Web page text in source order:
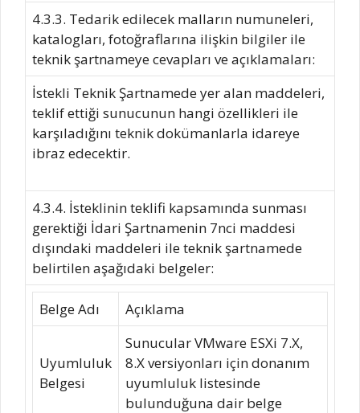
4.3.3. Tedarik edilecek malların numuneleri,
katalogları, fotoğraflarına ilişkin bilgiler ile
teknik şartnameye cevapları ve açıklamaları:
İstekli Teknik Şartnamede yer alan maddeleri,
teklif ettiği sunucunun hangi özellikleri ile
karşıladığını teknik dokümanlarla idareye
ibraz edecektir.
4.3.4. İsteklinin teklifi kapsamında sunması
gerektiği İdari Şartnamenin 7nci maddesi
dışındaki maddeleri ile teknik şartnamede
belirtilen aşağıdaki belgeler:
Belge Adı Açıklama
Uyumluluk
Belgesi
Sunucular VMware ESXi 7.X,
8.X versiyonları için donanım
uyumluluk listesinde
bulunduğuna dair belge